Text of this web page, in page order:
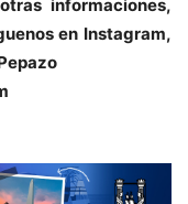
informaciones,
en Instagram,